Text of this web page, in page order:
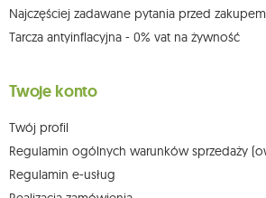
Najczęściej zadawane pytania przed zakupem
Tarcza antyinflacyjna - 0% vat na żywność
Twoje konto
Twój profil
Regulamin ogólnych warunków sprzedaży
Regulamin e-usług